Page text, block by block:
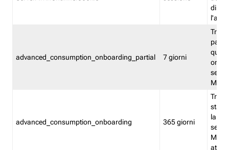
advanced_consumption_onboarding_partial 7 giorni
advanced_consumption_onboarding 365 giorni
stata
la